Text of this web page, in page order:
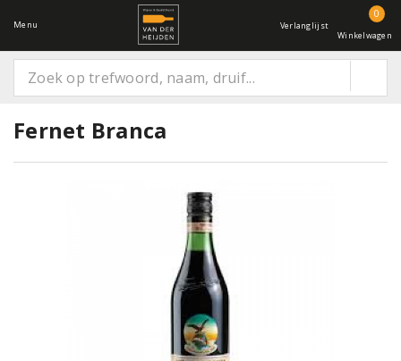
Menu Verlanglijst
0
Winkelwagen
Fernet Branca